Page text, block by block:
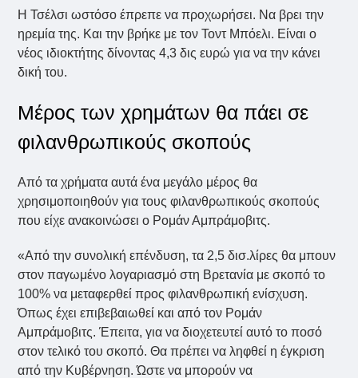
Η Τσέλσι ωστόσο έπρεπε να προχωρήσει. Να βρει την
ηρεμία της. Και την βρήκε με τον Τοντ Μπόελι. Είναι ο
νέος ιδιοκτήτης δίνοντας 4,3 δις ευρώ για να την κάνει
δική του.
Μέρος των χρημάτων θα πάει σε
φιλανθρωπικούς σκοπούς
Από τα χρήματα αυτά ένα μεγάλο μέρος θα
χρησιμοποιηθούν για τους φιλανθρωπικούς σκοπούς
που είχε ανακοινώσει ο Ρομάν Αμπράμοβιτς.
«Από την συνολική επένδυση, τα 2,5 δισ.λίρες θα μπουν
στον παγωμένο λογαριασμό στη Βρετανία με σκοπό το
100% να μεταφερθεί προς φιλανθρωπική ενίσχυση.
Όπως έχει επιβεβαιωθεί και από τον Ρομάν
Αμπράμοβιτς. Έπειτα, για να διοχετευτεί αυτό το ποσό
στον τελικό του σκοπό. Θα πρέπει να ληφθεί η έγκριση
από την Κυβέρνηση. Ώστε να μπορούν να